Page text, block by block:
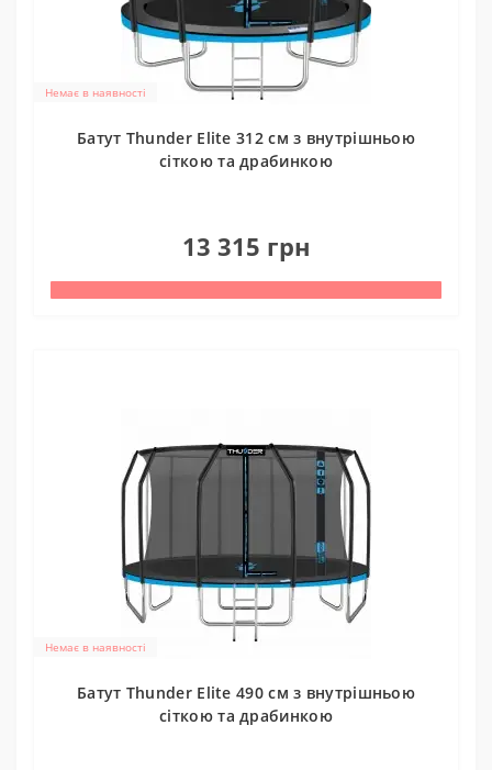
Немає в наявності
Батут Thunder Elite 312 см з внутрішньою
сіткою та драбинкою
13 315 грн
Немає в наявності
Батут Thunder Elite 490 см з внутрішньою
сіткою та драбинкою